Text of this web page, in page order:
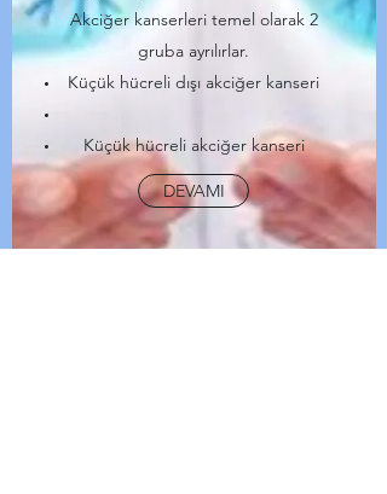
Akciğer kanserleri temel olarak 2
gruba ayrılırlar.
Küçük hücreli dışı akciğer kanseri
Küçük hücreli akciğer kanseri
DEVAMI